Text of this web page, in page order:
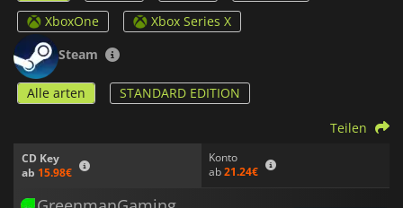
XboxOne
Xbox Series X
Steam
Alle arten STANDARD EDITION
CD Key
ab 15.98€
Konto
ab21.24€
Teilen